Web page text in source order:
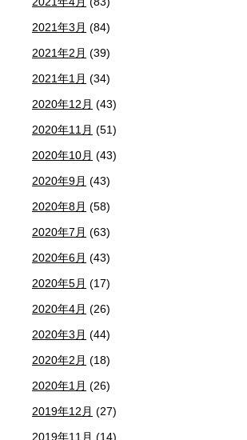
2021年3月 (84)
2021年2月 (39)
2021年1月 (34)
2020年12月 (43)
2020年11月 (51)
2020年10月 (43)
2020年9月 (43)
2020年8月 (58)
2020年7月 (63)
2020年6月 (43)
2020年5月 (17)
2020年4月 (26)
2020年3月 (44)
2020年2月 (18)
2020年1月 (26)
2019年12月 (27)
2019年11月 (14)